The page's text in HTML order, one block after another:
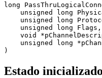
long
unsigned long
unsigned long
    unsigned long Flags,
void
unsigned long
)
Estado